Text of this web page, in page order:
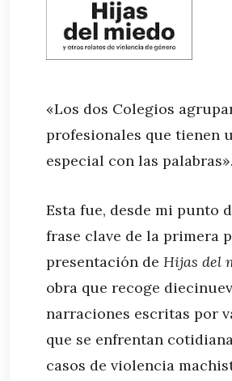
«Los dos Colegios
profesionales que tienen
especial con las palabras».
Esta fue, desde mi punto
frase clave de la primera
presentación de Hijas del
obra que recoge
narraciones escritas por
que se enfrentan
casos de violencia